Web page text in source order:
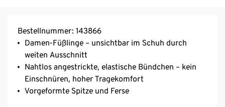
Bestellnummer: 143866
Damen-Füßlinge – unsichtbar im Schuh durch
weiten Ausschnitt
Nahtlos angestrickte, elastische Bündchen – kein
Einschnüren, hoher Tragekomfort
Vorgeformte Spitze und Ferse